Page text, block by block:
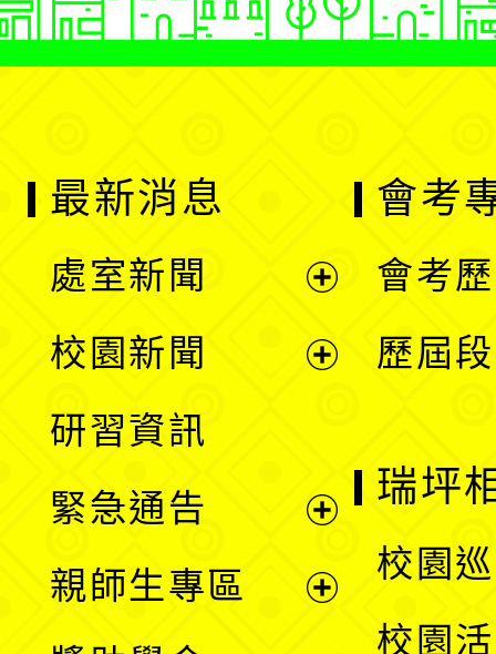
最新消息
處室新聞
單
校園新聞
選
單
研習資訊
緊急通告
親師生專區
會考
會考
歷屆
瑞坪
校園
校園